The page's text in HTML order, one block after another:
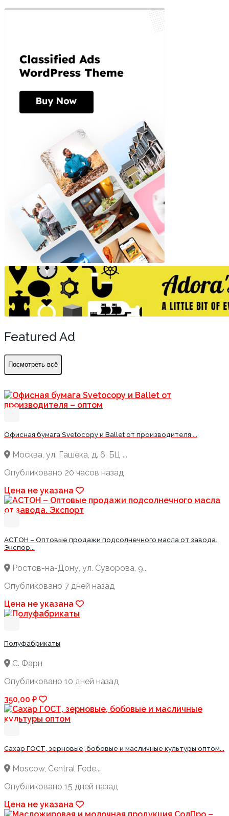
Featured Ad
Посмотреть всё
Офисная бумага Svetocopy и Ballet от производителя ...
Москва, ул. Гашека, д. 6, БЦ ...
Опубликовано 20 часов назад
Цена не указана
АСТОН – Оптовые продажи подсолнечного масла от завода.
Экспор...
Ростов-на-Дону, ул. Суворова, 9...
Опубликовано 7 дней назад
Цена не указана
Полуфабрикаты
С. Фарн
Опубликовано 10 дней назад
350,00 ₽
Сахар ГОСТ, зерновые, бобовые и масличные культуры оптом...
Moscow, Central Fede...
Опубликовано 15 дней назад
Цена не указана